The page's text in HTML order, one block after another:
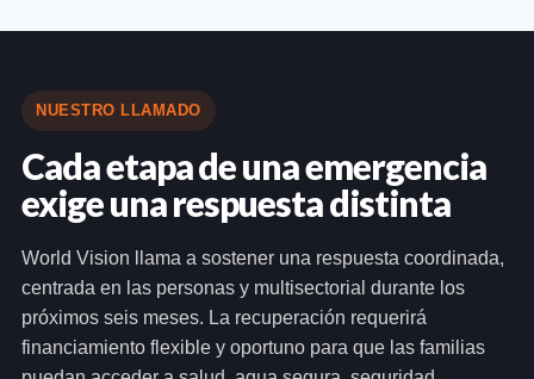
NUESTRO LLAMADO
Cada etapa de una emergencia
exige una respuesta distinta
World Vision llama a sostener una respuesta coordinada,
centrada en las personas y multisectorial durante los
próximos seis meses. La recuperación requerirá
financiamiento flexible y oportuno para que las familias